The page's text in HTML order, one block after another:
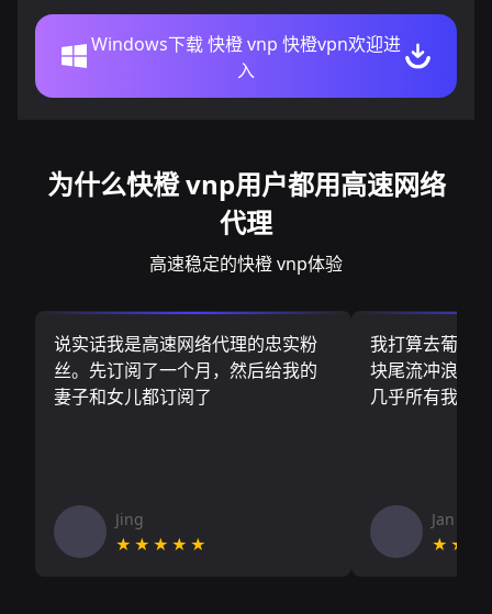
Windows下载 快橙 vnp 快橙vpn欢迎进
入
为什么快橙 vnp用户都用高速网络
代理
高速稳定的快橙 vnp体验
说实话我是高速网络代理的忠实粉
丝。先订阅了一个月，然后给我的
妻子和女儿都订阅了
Jing
★★★★★
我打算去葡萄
块尾流冲浪板
几乎所有我需
Jan V